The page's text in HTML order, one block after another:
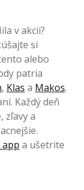
v akcii?
si
alebo
patria
, Klas a Makos.
Každý deň
zľavy a
a ušetrite